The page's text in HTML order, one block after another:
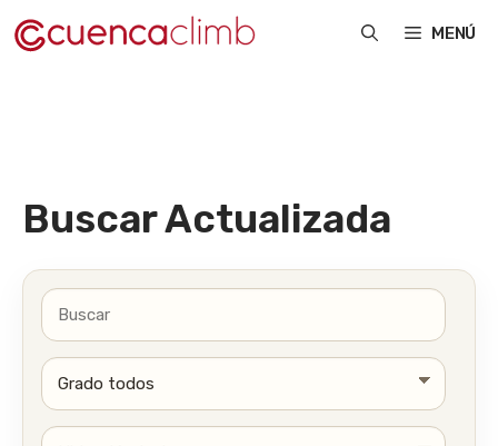
Saltar
al
MENÚ
Buscar Actualizada